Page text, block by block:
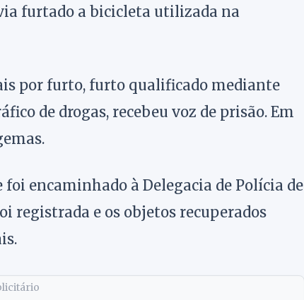
furtado a bicicleta utilizada na
por furto, furto qualificado mediante
de drogas, recebeu voz de prisão. Em
encaminhado à Delegacia de Polícia de
registrada e os objetos recuperados